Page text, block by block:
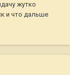
жутко
и что дальше